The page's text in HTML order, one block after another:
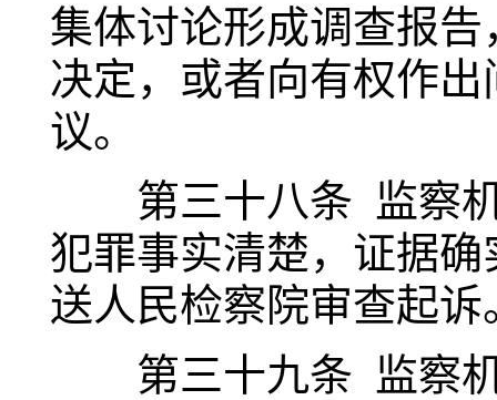
集体讨论形成调查报
决定，或者向有权作
议。
第三十八条 监察机
犯罪事实清楚，证据
送人民检察院审查起诉
第三十九条 监察机